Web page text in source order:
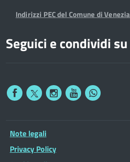
Indirizzi PEC del Comune di Venezia
Seguici e condividi su
Note legali
Privacy Policy